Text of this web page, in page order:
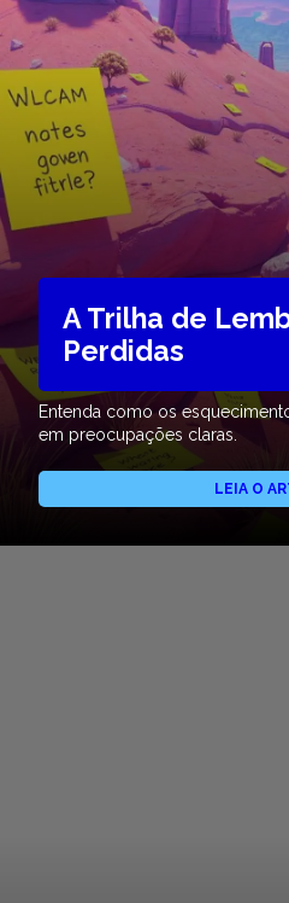
A Trilha de
Perdidas
Entenda como os
em preocupações claras.
LEIA O